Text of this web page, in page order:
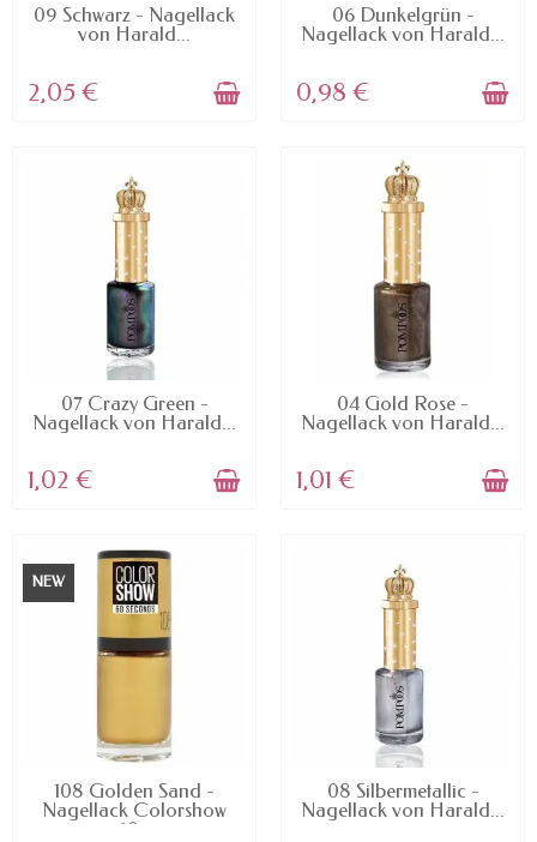
AVAILABLE
09 Schwarz - Nagellack
von Harald...
2,05 €
AVAILABLE
06 Dunkelgrün -
Nagellack von Harald...
0,98 €
AVAILABLE
07 Crazy Green -
Nagellack von Harald...
1,02 €
AVAILABLE
04 Gold Rose -
Nagellack von Harald...
1,01 €
NEW
AVAILABLE
108 Golden Sand -
Nagellack Colorshow
60...
AVAILABLE
08 Silbermetallic -
Nagellack von Harald...